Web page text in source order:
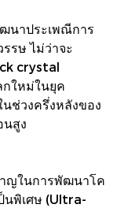
นาประเพณีการ
รษ ไม่ว่าจะ
crystal
กใหม่ในยุค
ช่วงครึ่งหลังของ
สูง
าญในการพัฒนาโค
นพิเศษ (Ultra-